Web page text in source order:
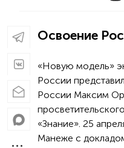
Освоение
«Новую модель» экономического развития
России
России Максим
«Знание». 25
Манеже с